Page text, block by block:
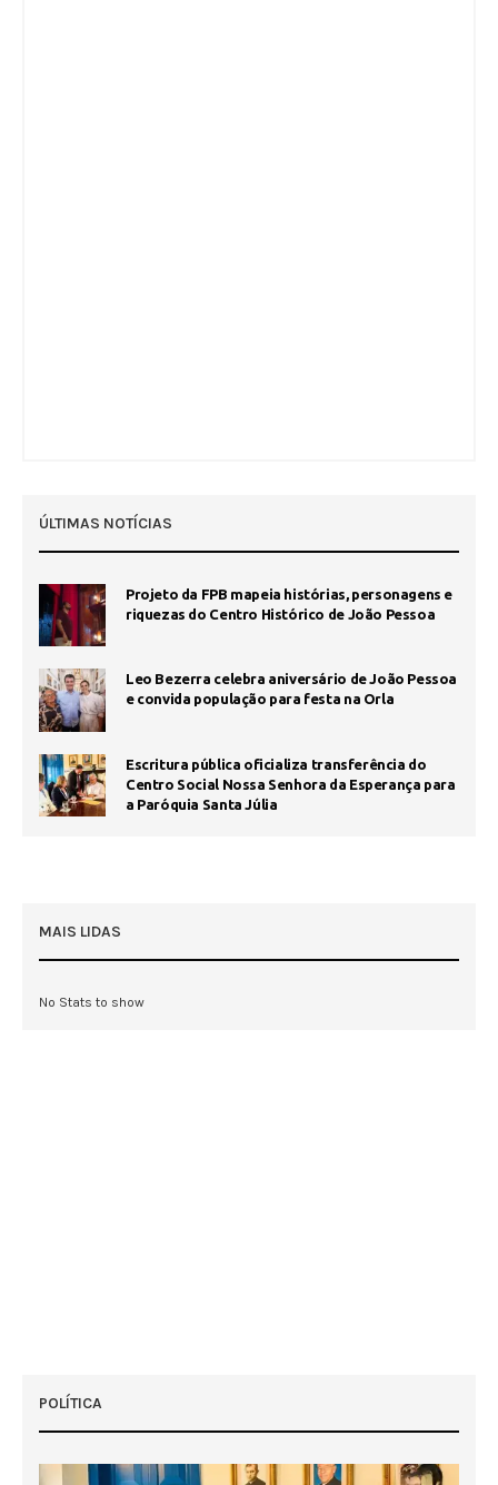
ÚLTIMAS NOTÍCIAS
Projeto da FPB mapeia histórias, personagens e
riquezas do Centro Histórico de João Pessoa
Leo Bezerra celebra aniversário de João Pessoa
e convida população para festa na Orla
Escritura pública oficializa transferência do
Centro Social Nossa Senhora da Esperança para
a Paróquia Santa Júlia
MAIS LIDAS
No Stats to show
POLÍTICA